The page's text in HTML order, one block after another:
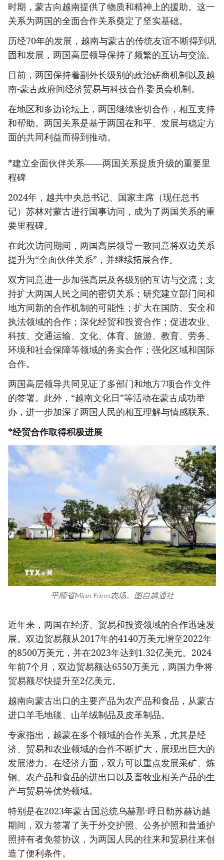
时期，蒙古向越南提供了物质和精神上的援助。这一
关系为两国的全面合作关系奠定了坚实基础。
历经70年的发展，越南与蒙古的传统友谊不断得到巩
固和发展，两国高层领导保持了频繁的互访与交流。
目前，两国保持着副外长级别的政治磋商机制以及越
南-蒙古政府间经济贸易与科技合作委员会机制。
在地区和多边论坛上，两国继续密切合作，相互支持
和帮助。两国关系是基于两国在和平、发展与稳定方
面的共同利益而得到推动。
*建立全面伙伴关系——两国关系提质升级的重要里
程碑
2024年，越共中央总书记、国家主席（现任总书
记）苏林对蒙古进行国事访问，成为了两国关系的重
要里程碑。
在此次访问期间，两国高层领导一致同意将双边关系
提升为“全面伙伴关系”，并继续拓展合作。
双方同意进一步加强高层及各级别的互访与交流；支
持扩大两国人民之间的密切关系；研究建立部门间和
地方间新的合作机制的可能性；扩大在国防、安全和
执法领域的合作；深化经贸和投资合作；促进农业、
科技、交通运输、文化、体育、旅游、教育、劳务、
环境和社会保障等领域的务实合作；强化区域和国际
合作。
两国高层领导共同见证了多部门和地方7项合作文件
的签署。此外，“越南文化日”等活动在蒙古成功举
办，进一步加深了两国人民的相互理解与情感联系。
*经贸合作取得积极进展
平顺省Mian Farm农场。图自越通社
近年来，两国在经济、贸易和投资领域的合作迅速发
展。双边贸易额从2017年的4140万美元增至2022年
的8500万美元，并在2023年达到1.32亿美元。2024
年前7个月，双边贸易额达6550万美元，两国力争将
贸易额尽快提升至2亿美元。
越南向蒙古出口的主要产品为农产品和食品，从蒙古
进口羊毛地毯、山羊绒制品及皮革制品。
专家指出，越蒙在多个领域的合作关系，尤其是经
济、贸易和农业领域的合作不断扩大，展现出巨大的
发展潜力。在经济方面，双方可以重点发展采矿、炼
钢、农产品和食品的进出口以及畜牧业相关产品的生
产与贸易等优势领域。
特别是在2023年蒙古国总统乌赫那·呼日勒苏赫访越
期间，双方签署了关于外交护照、公务护照和普通护
照持有者免签协议，为两国人民的往来和贸易往来创
造了便利条件。